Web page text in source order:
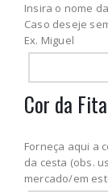
Insira o nome
Caso deseje
Ex. Miguel
Cor da
Forneça aqui a
da cesta (obs.
mercado/em